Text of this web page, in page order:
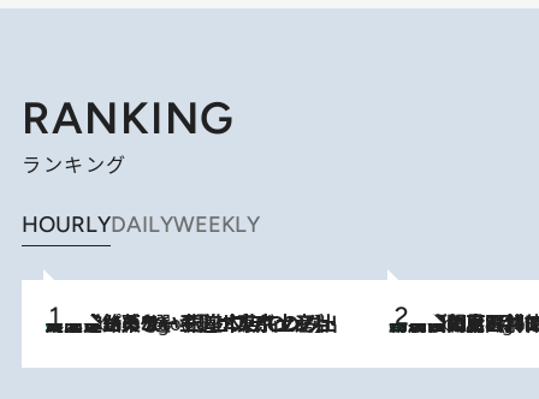
RANKING
ランキング
HOURLYDAILYWEEKLY
7 Hours Ago
【間違いのない王道・東京土産】資生堂パーラー 銀座本店でのみ出会える銘菓5選《極上プディング・濃厚チーズケーキ・ボンボンショコラほか》 7 Hours Ago
「最後に見られてよかった」上野動物園の東園パンダ舎が解体前に特別公開。8月16日まで延長されたパネル展と共に辿る“半世紀”のパンダ飼育《解体工事の図面あり》